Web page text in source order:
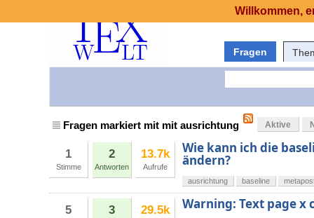
Fragen
Fragen markiert mit mit ausrichtung Aktive
1
Stimme
2
Antworten
13.7k
Aufrufe
Wie kann ich die
ändern?
ausrichtung baseline
5 3 29.5k Warning: Text page x
Willkommen,